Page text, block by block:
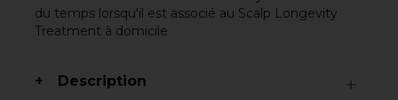
du temps lorsqu'il est associé au Scalp Longevity
Treatment à domicile
Description